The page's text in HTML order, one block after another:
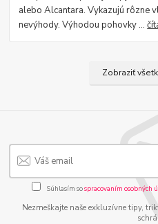
alebo Alcantara. Vykazujú rôzne
nevýhody. Výhodou pohovky ...
Zobraziť
Súhlasím sospracovaním osobných
Nezmeškajte naše exkluzívne tipy,